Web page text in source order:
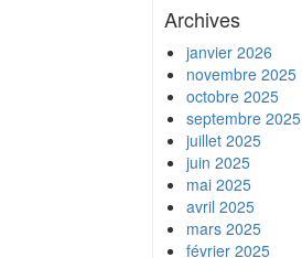
Archives
janvier 2026
novembre 2025
octobre 2025
septembre 2025
juillet 2025
juin 2025
mai 2025
avril 2025
mars 2025
février 2025